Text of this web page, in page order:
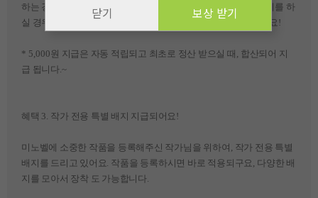
하는 경우에는 지급되지 않아요
지원금을 지급 받은 작품을 삭제를 하
실 경우에는 지원금은 없어 질 수도 있으니 이점 꼭 확인 해 주세요 !
* 5,000원 지급은 자동 적립되고 최초로 정산 받으실 때 , 합산되어 지
급 됩니다.~
혜택 3. 작가 전용 특별 배지 지급되어요 !
미노벨에 소중한 작품을 등록해주신 작가님을 위하여 , 작가 전용 특별
배지를 드리고 있어요. 작품을 등록하시면 바로 적용되구요 , 다양한 배
지를 모아서 장착 도 가능합니다.
닫기 보상 받기